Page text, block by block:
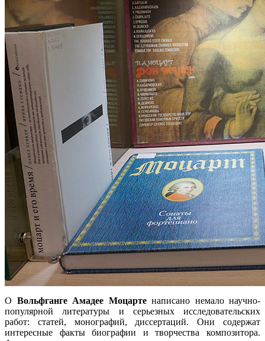
О Вольфганге Амадее Моцартенаписано немало научно-
популярной литературы и серьезных исследовательских
работ: статей, монографий, диссертаций. Они содержат
интересные факты биографии и творчества композитора.